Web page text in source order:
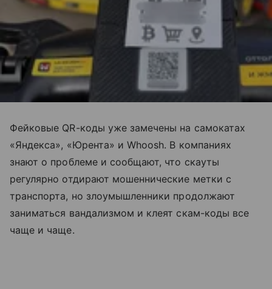
Фейковые QR-коды уже замечены на самокатах
«Яндекса», «Юрента» и Whoosh. В компаниях
знают о проблеме и сообщают, что скауты
регулярно отдирают мошеннические метки с
транспорта, но злоумышленники продолжают
заниматься вандализмом и клеят скам-коды все
чаще и чаще.